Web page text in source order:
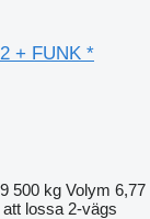
+ FUNK *
9 500 kg Volym 6,77
att lossa 2-vägs